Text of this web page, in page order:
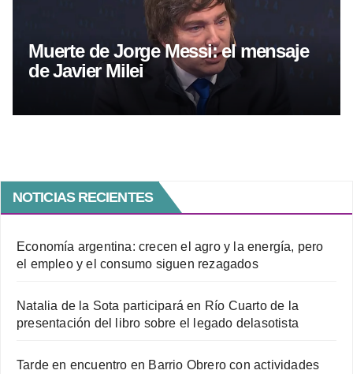
Muerte de Jorge Messi: el mensaje
de Javier Milei
NOTICIAS RECIENTES
Economía argentina: crecen el agro y la energía, pero
el empleo y el consumo siguen rezagados
Natalia de la Sota participará en Río Cuarto de la
presentación del libro sobre el legado delasotista
Tarde en encuentro en Barrio Obrero con actividades